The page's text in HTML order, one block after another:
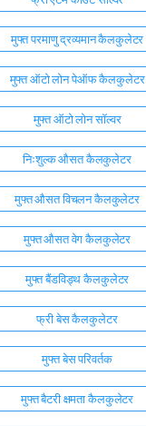
मुफ्त परमाणु द्रव्यमान कैलकुलेटर
मुफ्त ऑटो लोन पेऑफ कैलकुलेटर
मुफ्त ऑटो लोन सॉल्वर
निःशुल्क औसत कैलकुलेटर
मुफ्त औसत विचलन कैलकुलेटर
मुफ्त औसत वेग कैलकुलेटर
मुफ्त बैंडविड्थ कैलकुलेटर
फ्री बेस कैलकुलेटर
मुफ्त बेस परिवर्तक
मुफ्त बैटरी क्षमता कैलकुलेटर